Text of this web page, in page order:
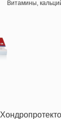
Витамины,